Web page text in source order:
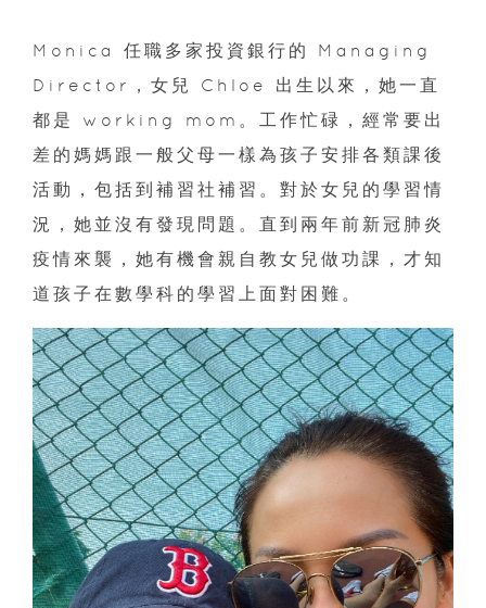
Monica 任職多家投資銀行的 Managing
Director，女兒 Chloe 出生以來，她一直
都是 working mom。工作忙碌，經常要出
差的媽媽跟一般父母一樣為孩子安排各類課後
活動，包括到補習社補習。對於女兒的學習情
況，她並沒有發現問題。直到兩年前新冠肺炎
疫情來襲，她有機會親自教女兒做功課，才知
道孩子在數學科的學習上面對困難。